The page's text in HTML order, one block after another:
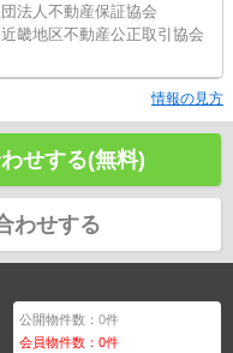
法人不動産保証協会
近畿地区不動産公正取引協会
情報の見方
せする(無料)
わせする
公開物件数：0件
会員物件数：0件